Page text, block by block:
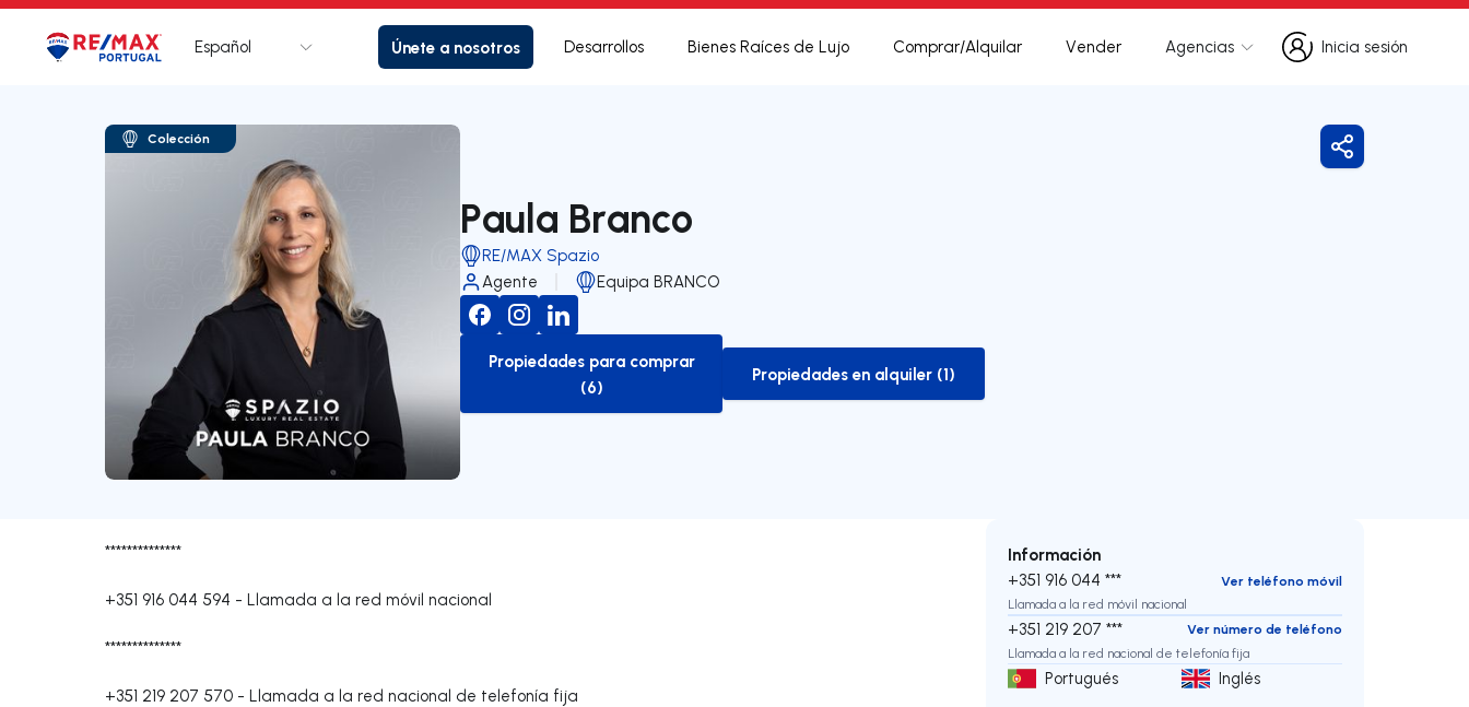
LogotipoIr a la página de inicio
Español Únete a nosotros Desarrollos Bienes Raíces de Lujo Comprar/Alquilar Vender Agencias
Inicia sesión
Inicia sesión
Colección
Paula Branco
RE/MAX Spazio
Agente
Equipa BRANCO
to-buy-listing
Propiedades para comprar
(6)
to-rent-listing
Propiedades en alquiler (1)
Compartir
**************
+351 916 044 594 - Llamada a la red móvil nacional
**************
+351 219 207 570 - Llamada a la red nacional de telefonía fija
Información
+351 916 044 ***
Ver teléfono móvil
Llamada a la red móvil nacional
+351 219 207 ***
Ver número de teléfono
Llamada a la red nacional de telefonía fija
Portugués
Inglés